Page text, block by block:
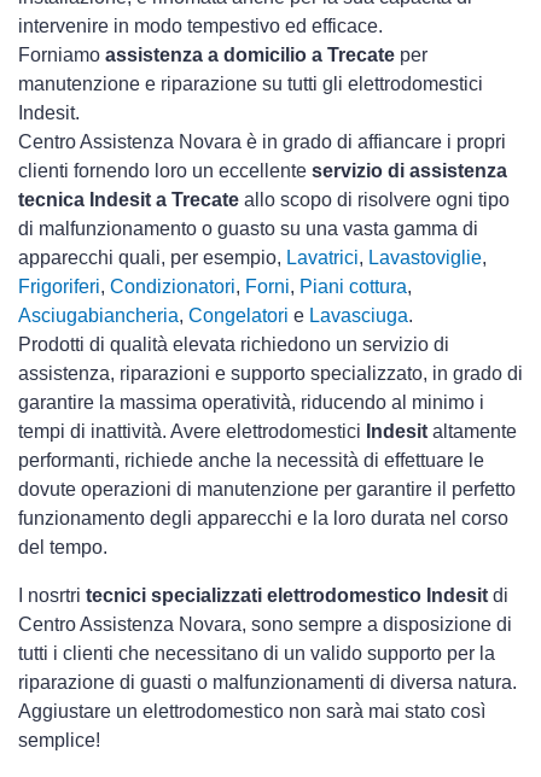
intervenire in modo tempestivo ed efficace.
Forniamo assistenza a domicilio a Trecate per
manutenzione e riparazione su tutti gli elettrodomestici
Indesit.
Centro Assistenza Novara è in grado di affiancare i propri
clienti fornendo loro un eccellente servizio di assistenza
tecnica Indesit a Trecate allo scopo di risolvere ogni tipo
di malfunzionamento o guasto su una vasta gamma di
apparecchi quali, per esempio, Lavatrici, Lavastoviglie,
Frigoriferi, Condizionatori, Forni, Piani cottura,
Asciugabiancheria, Congelatori e Lavasciuga.
Prodotti di qualità elevata richiedono un servizio di
assistenza, riparazioni e supporto specializzato, in grado di
garantire la massima operatività, riducendo al minimo i
tempi di inattività. Avere elettrodomestici Indesit altamente
performanti, richiede anche la necessità di effettuare le
dovute operazioni di manutenzione per garantire il perfetto
funzionamento degli apparecchi e la loro durata nel corso
del tempo.
I nosrtri tecnici specializzati elettrodomestico Indesit di
Centro Assistenza Novara, sono sempre a disposizione di
tutti i clienti che necessitano di un valido supporto per la
riparazione di guasti o malfunzionamenti di diversa natura.
Aggiustare un elettrodomestico non sarà mai stato così
semplice!